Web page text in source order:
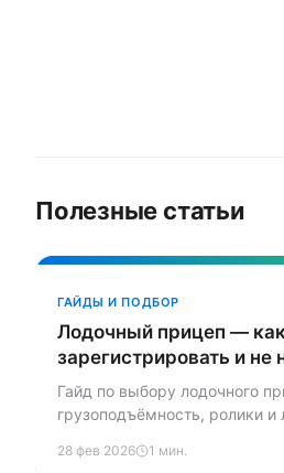
Полезные статьи
ГАЙДЫ И ПОДБОР
Лодочный прицеп —
зарегистрировать и не
штраф
Гайд по выбору лодочного
грузоподъёмность, ролики
правила перевозки лодок и
28 фев 2026 1 мин.